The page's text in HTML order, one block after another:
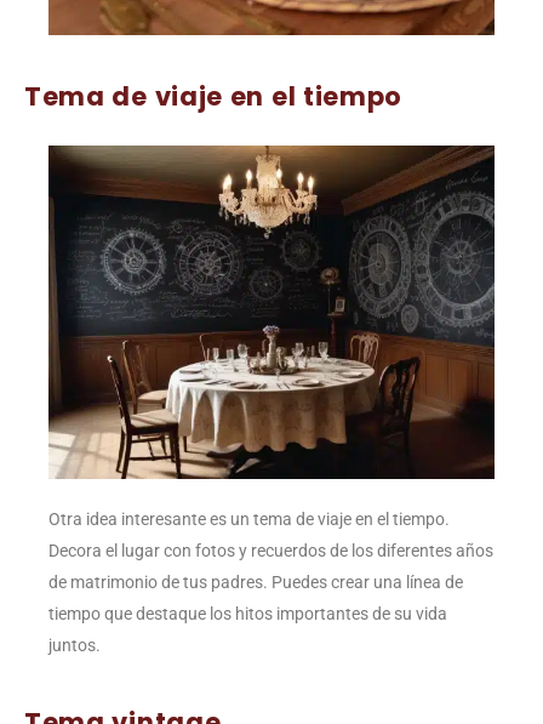
Tema de viaje en el tiempo
Otra idea interesante es un tema de viaje en el tiempo.
Decora el lugar con fotos y recuerdos de los diferentes años
de matrimonio de tus padres. Puedes crear una línea de
tiempo que destaque los hitos importantes de su vida
juntos.